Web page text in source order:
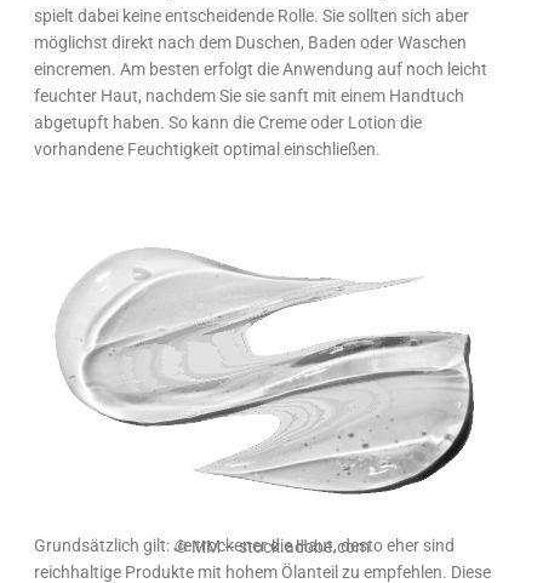
spielt dabei keine entscheidende Rolle. Sie sollten sich aber
möglichst direkt nach dem Duschen, Baden oder Waschen
eincremen. Am besten erfolgt die Anwendung auf noch leicht
feuchter Haut, nachdem Sie sie sanft mit einem Handtuch
abgetupft haben. So kann die Creme oder Lotion die
vorhandene Feuchtigkeit optimal einschließen.
© MM – stock.adobe.com
Grundsätzlich gilt: Je trockener die Haut, desto eher sind
reichhaltige Produkte mit hohem Ölanteil zu empfehlen. Diese